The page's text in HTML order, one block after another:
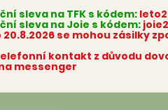
sleva na TFK s kódem:
sleva na Joie s kódem:
20.8.2026 se mohou zásilky
telefonní kontakt z důvodu
messenger